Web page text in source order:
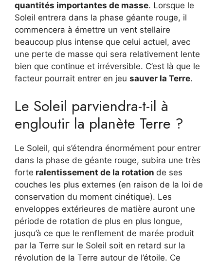
quantités importantes de masse. Lorsque le
Soleil entrera dans la phase géante rouge, il
commencera à émettre un vent stellaire
beaucoup plus intense que celui actuel, avec
une perte de masse qui sera relativement lente
bien que continue et irréversible. C’est là que le
facteur pourrait entrer en jeu sauver la Terre.
Le Soleil parviendra-t-il à
engloutir la planète Terre ?
Le Soleil, qui s’étendra énormément pour entrer
dans la phase de géante rouge, subira une très
forte ralentissement de la rotation de ses
couches les plus externes (en raison de la loi de
conservation du moment cinétique). Les
enveloppes extérieures de matière auront une
période de rotation de plus en plus longue,
jusqu’à ce que le renflement de marée produit
par la Terre sur le Soleil soit en retard sur la
révolution de la Terre autour de l’étoile. Ce